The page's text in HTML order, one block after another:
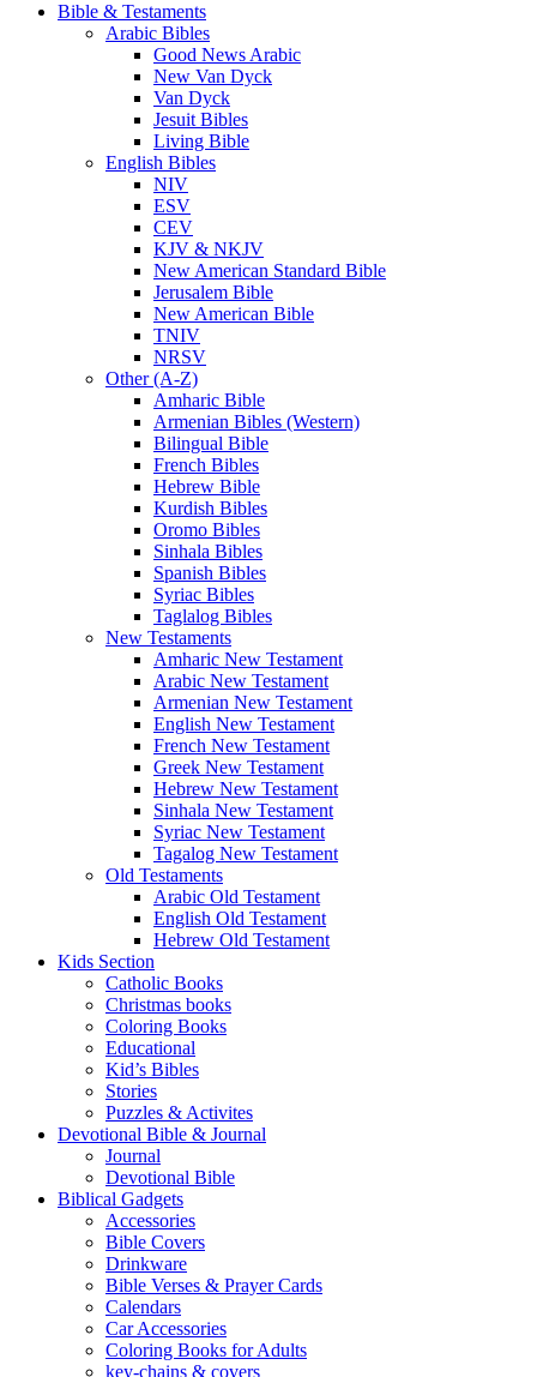
Bible & Testaments
Arabic Bibles
Good News Arabic
New Van Dyck
Van Dyck
Jesuit Bibles
Living Bible
English Bibles
NIV
ESV
CEV
KJV & NKJV
New American Standard Bible
Jerusalem Bible
New American Bible
TNIV
NRSV
Other (A-Z)
Amharic Bible
Armenian Bibles (Western)
Bilingual Bible
French Bibles
Hebrew Bible
Kurdish Bibles
Oromo Bibles
Sinhala Bibles
Spanish Bibles
Syriac Bibles
Taglalog Bibles
New Testaments
Amharic New Testament
Arabic New Testament
Armenian New Testament
English New Testament
French New Testament
Greek New Testament
Hebrew New Testament
Sinhala New Testament
Syriac New Testament
Tagalog New Testament
Old Testaments
Arabic Old Testament
English Old Testament
Hebrew Old Testament
Kids Section
Catholic Books
Christmas books
Coloring Books
Educational
Kid’s Bibles
Stories
Puzzles & Activites
Devotional Bible & Journal
Journal
Devotional Bible
Biblical Gadgets
Accessories
Bible Covers
Drinkware
Bible Verses & Prayer Cards
Calendars
Car Accessories
Coloring Books for Adults
key-chains & covers